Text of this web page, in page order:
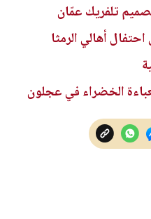
تلفريك عمّان
أهالي الرمثا
الخضراء في عجلون